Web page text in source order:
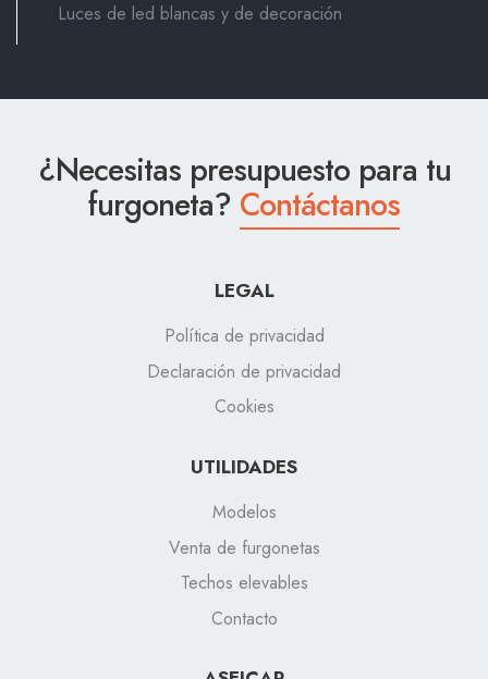
Luces de led blancas y de decoración
¿Necesitas presupuesto para tu
furgoneta? Contáctanos
LEGAL
Política de privacidad
Declaración de privacidad
Cookies
UTILIDADES
Modelos
Venta de furgonetas
Techos elevables
Contacto